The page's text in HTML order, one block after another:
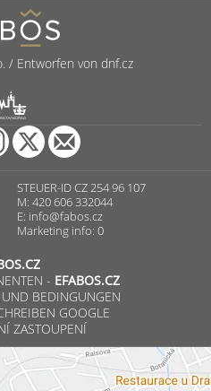
/ Entworfen von dnf.cz
ÚŘAD
STEUER-ID CZ 254 96 107
M: 420 606 332044
E: info@fabos.cz
Marketing info: 0
- EFABOS.CZ
BEDINGUNGEN
GOOGLE
ZASTOUPENÍ